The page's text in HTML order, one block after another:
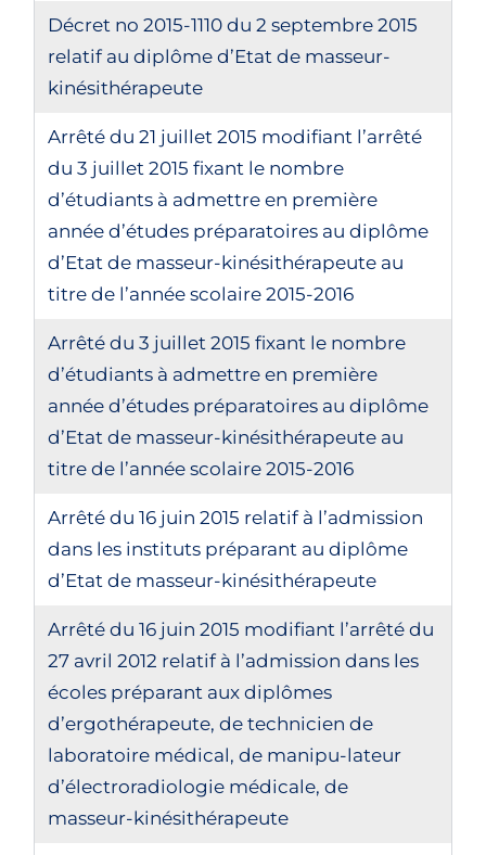
Décret no 2015-1110 du 2 septembre 2015
relatif au diplôme d’Etat de masseur-
kinésithérapeute
Arrêté du 21 juillet 2015 modifiant l’arrêté
du 3 juillet 2015 fixant le nombre
d’étudiants à admettre en première
année d’études préparatoires au diplôme
d’Etat de masseur-kinésithérapeute au
titre de l’année scolaire 2015-2016
Arrêté du 3 juillet 2015 fixant le nombre
d’étudiants à admettre en première
année d’études préparatoires au diplôme
d’Etat de masseur-kinésithérapeute au
titre de l’année scolaire 2015-2016
Arrêté du 16 juin 2015 relatif à l’admission
dans les instituts préparant au diplôme
d’Etat de masseur-kinésithérapeute
Arrêté du 16 juin 2015 modifiant l’arrêté du
27 avril 2012 relatif à l’admission dans les
écoles préparant aux diplômes
d’ergothérapeute, de technicien de
laboratoire médical, de manipu-lateur
d’électroradiologie médicale, de
masseur-kinésithérapeute